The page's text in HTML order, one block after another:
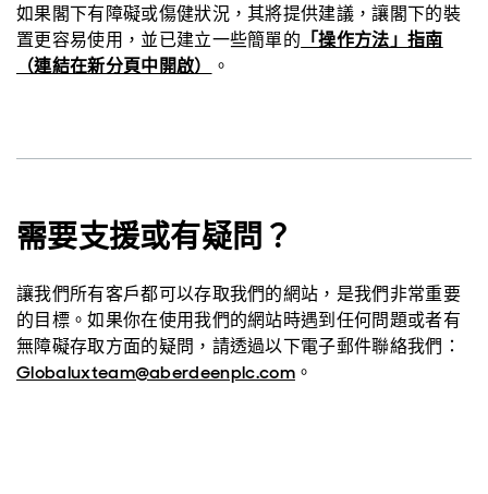
如果閣下有障礙或傷健狀況，其將提供建議，讓閣下的裝
置更容易使用，並已建立一些簡單的 「操作方法」指南
（連結在新分頁中開啟）
。
需要支援或有疑問？
讓我們所有客戶都可以存取我們的網站，是我們非常重要
的目標。如果你在使用我們的網站時遇到任何問題或者有
無障礙存取方面的疑問，請透過以下電子郵件聯絡我們：
Globaluxteam@aberdeenplc.com。